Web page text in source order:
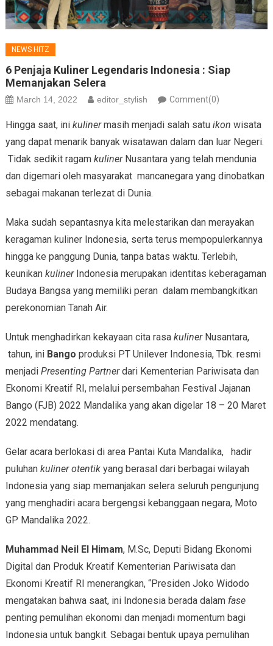
NEWS HITZ
6 Penjaja Kuliner Legendaris Indonesia : Siap
Memanjakan Selera
March 14, 2022 editor_stylish Comment(0)
Hingga saat, ini kulinermasih menjadi salah satu ikon wisata
yang dapat menarik banyak wisatawan dalam dan luar Negeri.
Tidak sedikit ragam kuliner Nusantara yang telah mendunia
dan digemari oleh masyarakat mancanegara yang dinobatkan
sebagai makanan terlezat di Dunia.
Maka sudah sepantasnya kita melestarikan dan merayakan
keragaman kuliner Indonesia, serta terus mempopulerkannya
hingga ke panggung Dunia, tanpa batas waktu. Terlebih,
keunikan kuliner Indonesia merupakan identitas keberagaman
Budaya Bangsa yang memiliki peran dalam membangkitkan
perekonomian Tanah Air.
Untuk menghadirkan kekayaan cita rasa kulinerNusantara,
tahun, ini Bango produksi PT Unilever Indonesia, Tbk. resmi
menjadi Presenting Partnerdari Kementerian Pariwisata dan
Ekonomi Kreatif RI, melalui persembahan Festival Jajanan
Bango (FJB) 2022 Mandalika yang akan digelar 18 – 20 Maret
2022 mendatang.
Gelar acara berlokasi di area Pantai Kuta Mandalika, hadir
puluhan kuliner otentikyang berasal dari berbagai wilayah
Indonesia yang siap memanjakan selera seluruh pengunjung
yang menghadiri acara bergengsi kebanggaan negara, Moto
GP Mandalika 2022.
Muhammad Neil El Himam, M.Sc, Deputi Bidang Ekonomi
Digital dan Produk Kreatif Kementerian Pariwisata dan
Ekonomi Kreatif RI menerangkan, “Presiden Joko Widodo
mengatakan bahwa saat, ini Indonesia berada dalam fase
penting pemulihan ekonomi dan menjadi momentum bagi
Indonesia untuk bangkit. Sebagai bentuk upaya pemulihan